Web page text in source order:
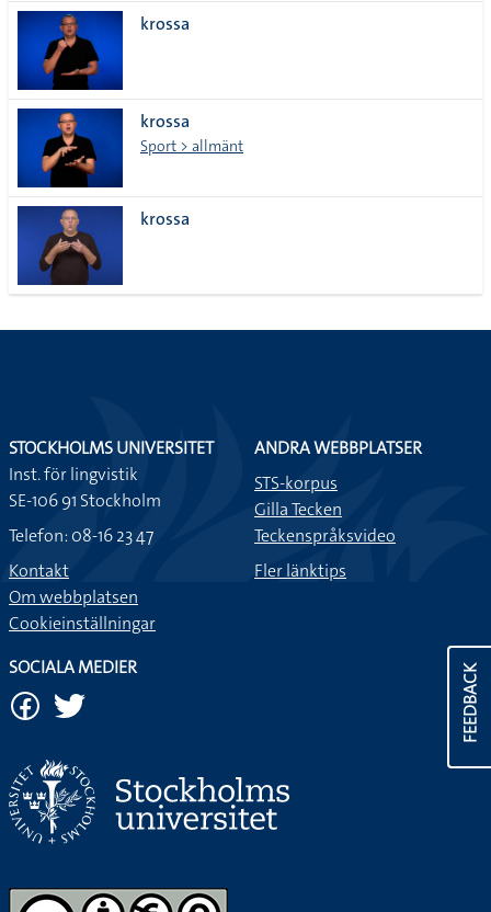
krossa
krossa
Sport > allmänt
krossa
FEEDBACK
STOCKHOLMS UNIVERSITET
Inst. för lingvistik
SE-106 91 Stockholm
Telefon: 08-16 23 47
Kontakt
Om webbplatsen
Cookieinställningar
ANDRA WEBBPLATSER
STS-korpus
Gilla Tecken
Teckenspråksvideo
Fler länktips
SOCIALA MEDIER